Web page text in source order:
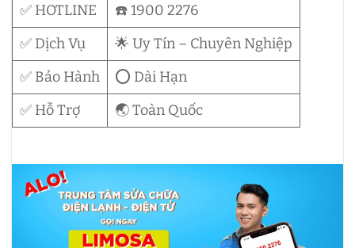
✅ HOTLINE
☎️ 1900 2276
✅ Dịch Vụ
🌟 Uy Tín – Chuyên Nghiệp
✅ Bảo Hành
⭕ Dài Hạn
✅ Hỗ Trợ
🌏 Toàn Quốc